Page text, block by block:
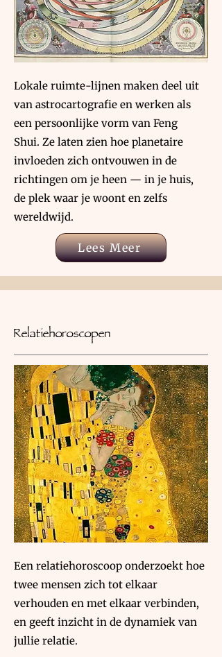
Lokale ruimte-lijnen maken deel uit
van astrocartografie en werken als
een persoonlijke vorm van Feng
Shui. Ze laten zien hoe planetaire
invloeden zich ontvouwen in de
richtingen om je heen — in je huis,
de plek waar je woont en zelfs
wereldwijd.
Lees Meer
Relatiehoroscopen
Een relatiehoroscoop onderzoekt hoe
twee mensen zich tot elkaar
verhouden en met elkaar verbinden,
en geeft inzicht in de dynamiek van
jullie relatie.